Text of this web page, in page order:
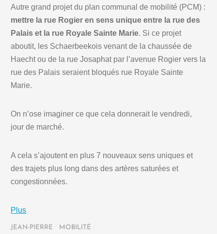
Autre grand projet du plan communal de mobilité (PCM) :
mettre la rue Rogier en sens unique entre la rue des
Palais et la rue Royale Sainte Marie. Si ce projet
aboutit, les Schaerbeekois venant de la chaussée de
Haecht ou de la rue Josaphat par l’avenue Rogier vers la
rue des Palais seraient bloqués rue Royale Sainte
Marie.
On n’ose imaginer ce que cela donnerait le vendredi,
jour de marché.
A cela s’ajoutent en plus 7 nouveaux sens uniques et
des trajets plus long dans des artères saturées et
congestionnées.
Plus
JEAN-PIERRE MOBILITÉ